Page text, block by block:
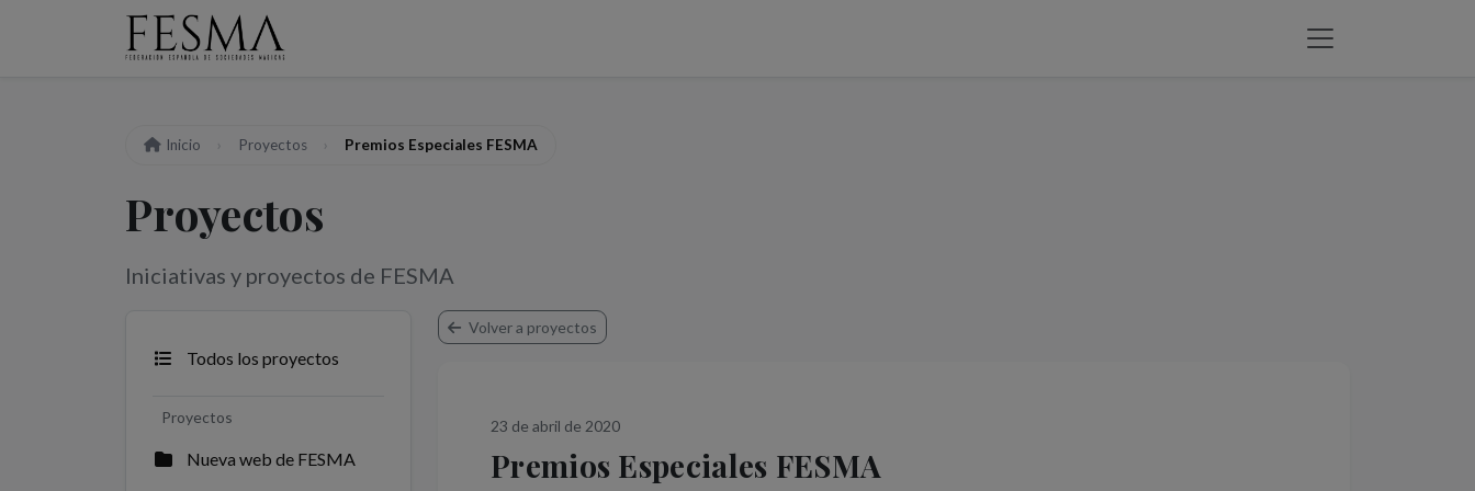
Inicio Proyectos Premios Especiales FESMA
Proyectos
Iniciativas y proyectos de FESMA
Todos los proyectos
Proyectos
Nueva web de FESMA
Volver a proyectos
23 de abril de 2020
Premios Especiales FESMA